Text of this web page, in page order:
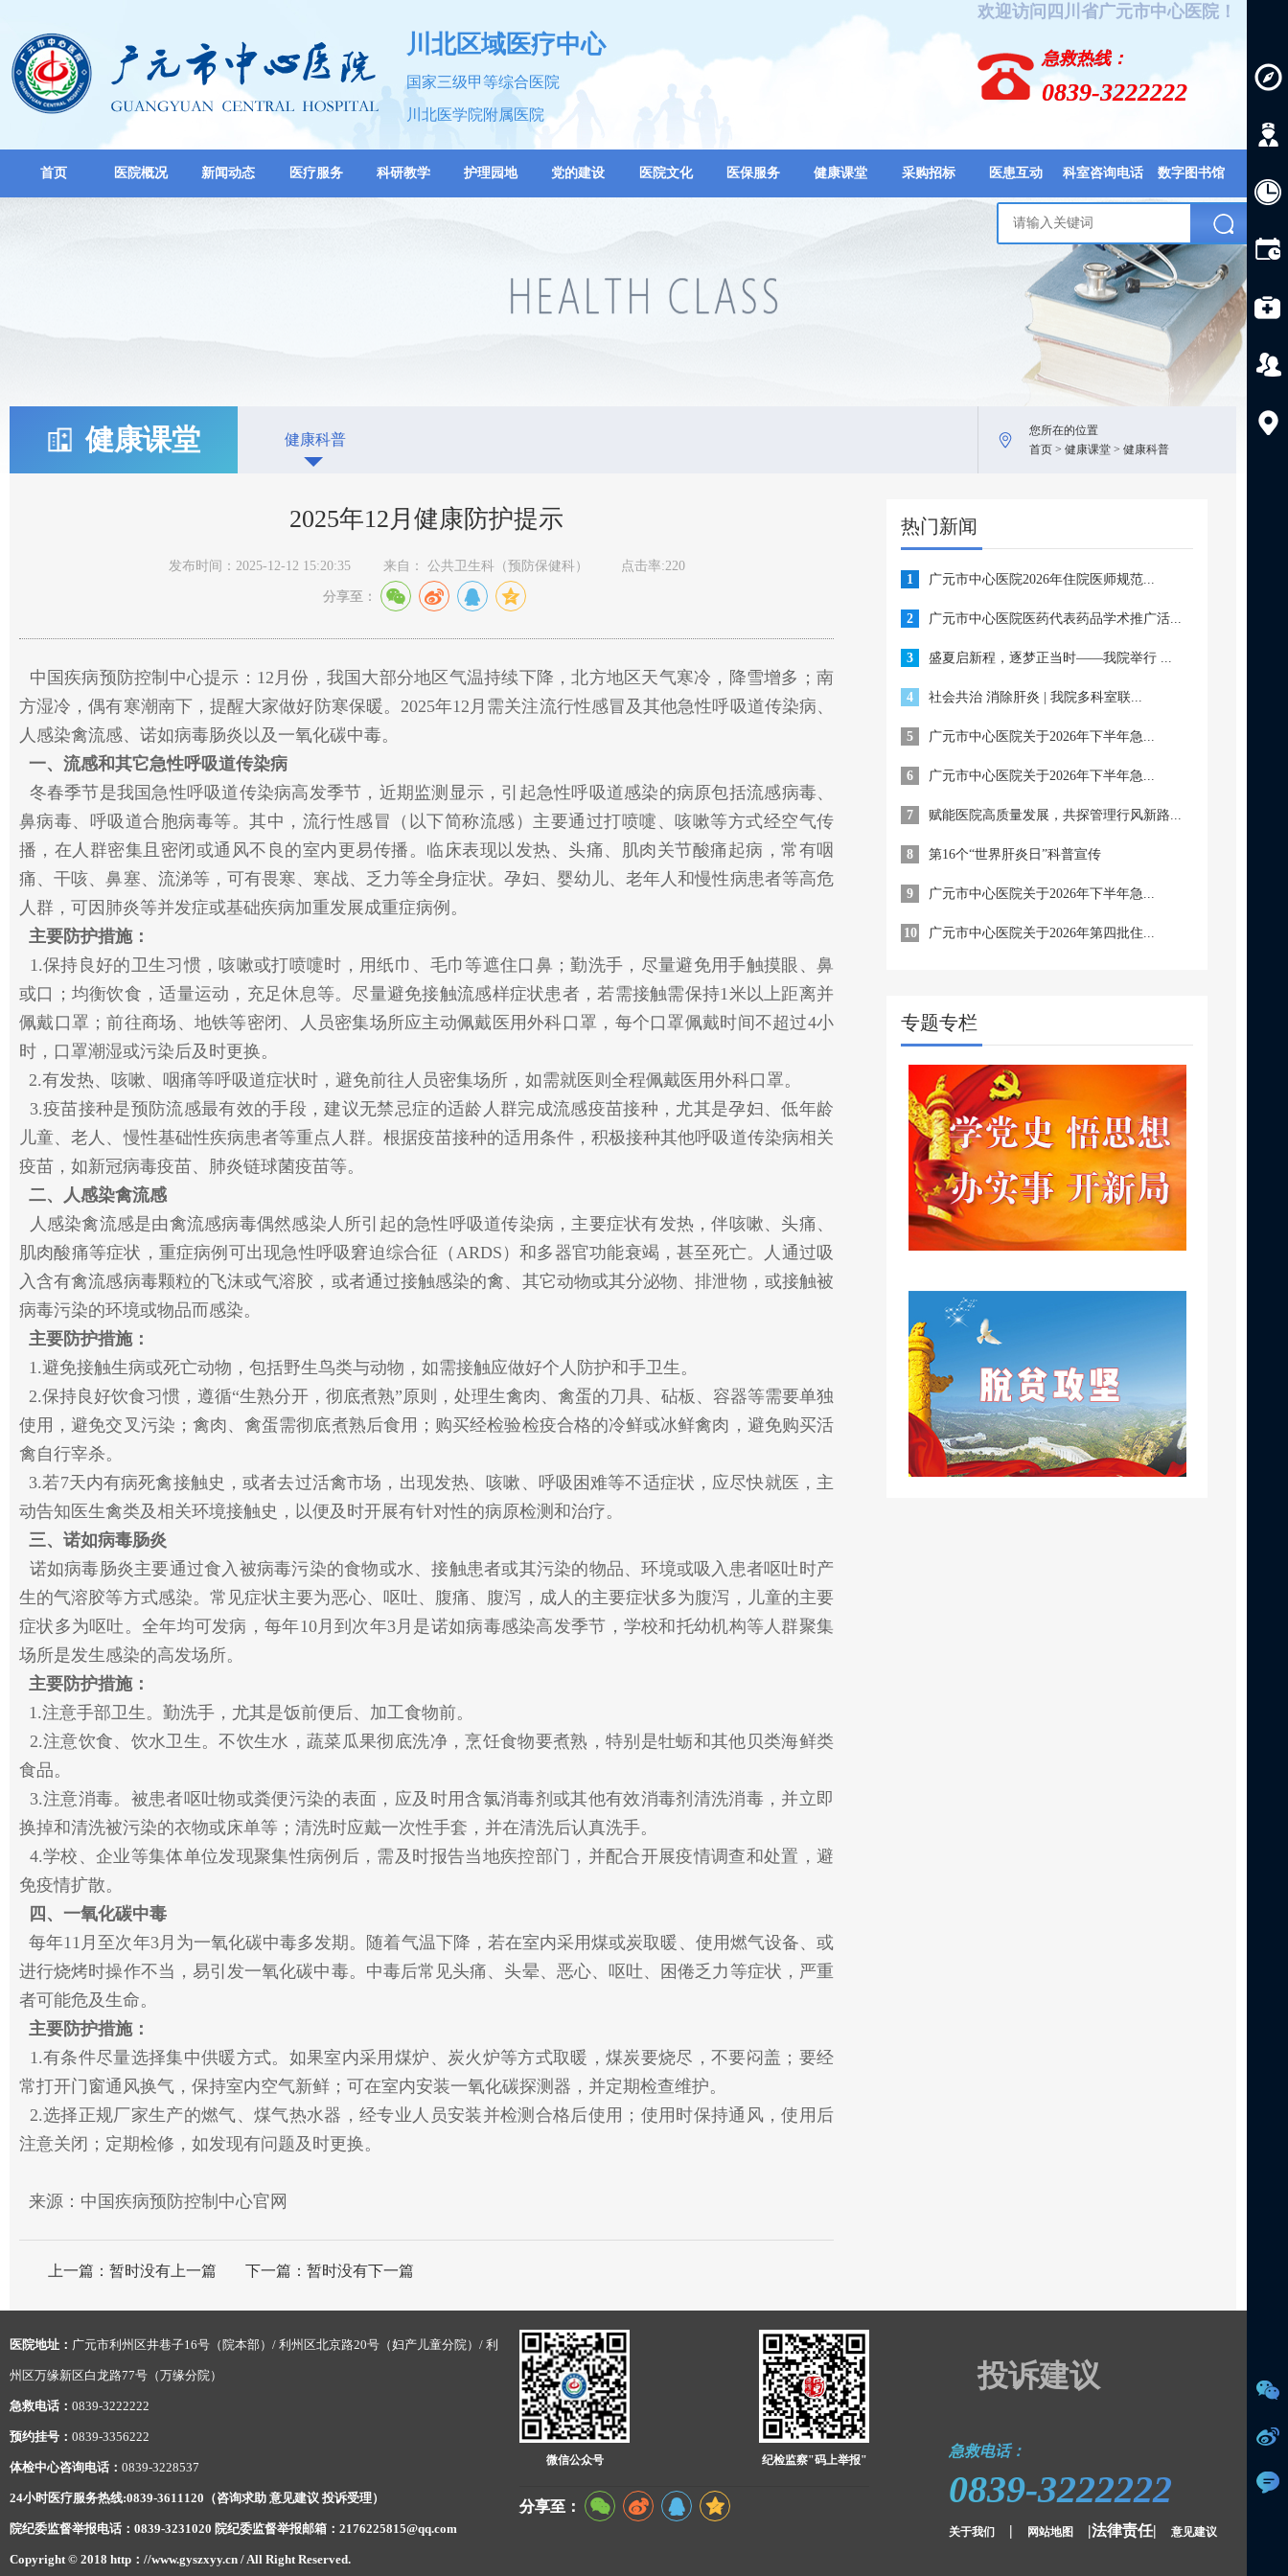
川北区域医疗中心
国家三级甲等综合医院
川北医学院附属医院
欢迎访问四川省广元市中心医院！
急救热线：
0839-3222222
首页 医院概况 新闻动态 医疗服务 科研教学 护理园地 党的建设 医院文化 医保服务 健康课堂 采购招标 医患互动 科室咨询电话 数字图书馆
健康课堂 健康科普
您所在的位置
首页 > 健康课堂 > 健康科普
2025年12月健康防护提示
发布时间：2025-12-12 15:20:35 来自： 公共卫生科（预防保健科） 点击率:220
分享至：
中国疾病预防控制中心提示：12月份，我国大部分地区气温持续下降，北方地区天气寒冷，降雪增多；南
方湿冷，偶有寒潮南下，提醒大家做好防寒保暖。2025年12月需关注流行性感冒及其他急性呼吸道传染病、
人感染禽流感、诺如病毒肠炎以及一氧化碳中毒。
一、流感和其它急性呼吸道传染病
冬春季节是我国急性呼吸道传染病高发季节，近期监测显示，引起急性呼吸道感染的病原包括流感病毒、
鼻病毒、呼吸道合胞病毒等。其中，流行性感冒（以下简称流感）主要通过打喷嚏、咳嗽等方式经空气传
播，在人群密集且密闭或通风不良的室内更易传播。临床表现以发热、头痛、肌肉关节酸痛起病，常有咽
痛、干咳、鼻塞、流涕等，可有畏寒、寒战、乏力等全身症状。孕妇、婴幼儿、老年人和慢性病患者等高危
人群，可因肺炎等并发症或基础疾病加重发展成重症病例。
主要防护措施：
1.保持良好的卫生习惯，咳嗽或打喷嚏时，用纸巾、毛巾等遮住口鼻；勤洗手，尽量避免用手触摸眼、鼻
或口；均衡饮食，适量运动，充足休息等。尽量避免接触流感样症状患者，若需接触需保持1米以上距离并
佩戴口罩；前往商场、地铁等密闭、人员密集场所应主动佩戴医用外科口罩，每个口罩佩戴时间不超过4小
时，口罩潮湿或污染后及时更换。
2.有发热、咳嗽、咽痛等呼吸道症状时，避免前往人员密集场所，如需就医则全程佩戴医用外科口罩。
3.疫苗接种是预防流感最有效的手段，建议无禁忌症的适龄人群完成流感疫苗接种，尤其是孕妇、低年龄
儿童、老人、慢性基础性疾病患者等重点人群。根据疫苗接种的适用条件，积极接种其他呼吸道传染病相关
疫苗，如新冠病毒疫苗、肺炎链球菌疫苗等。
二、人感染禽流感
人感染禽流感是由禽流感病毒偶然感染人所引起的急性呼吸道传染病，主要症状有发热，伴咳嗽、头痛、
肌肉酸痛等症状，重症病例可出现急性呼吸窘迫综合征（ARDS）和多器官功能衰竭，甚至死亡。人通过吸
入含有禽流感病毒颗粒的飞沫或气溶胶，或者通过接触感染的禽、其它动物或其分泌物、排泄物，或接触被
病毒污染的环境或物品而感染。
主要防护措施：
1.避免接触生病或死亡动物，包括野生鸟类与动物，如需接触应做好个人防护和手卫生。
2.保持良好饮食习惯，遵循“生熟分开，彻底煮熟”原则，处理生禽肉、禽蛋的刀具、砧板、容器等需要单独
使用，避免交叉污染；禽肉、禽蛋需彻底煮熟后食用；购买经检验检疫合格的冷鲜或冰鲜禽肉，避免购买活
禽自行宰杀。
3.若7天内有病死禽接触史，或者去过活禽市场，出现发热、咳嗽、呼吸困难等不适症状，应尽快就医，主
动告知医生禽类及相关环境接触史，以便及时开展有针对性的病原检测和治疗。
三、诺如病毒肠炎
诺如病毒肠炎主要通过食入被病毒污染的食物或水、接触患者或其污染的物品、环境或吸入患者呕吐时产
生的气溶胶等方式感染。常见症状主要为恶心、呕吐、腹痛、腹泻，成人的主要症状多为腹泻，儿童的主要
症状多为呕吐。全年均可发病，每年10月到次年3月是诺如病毒感染高发季节，学校和托幼机构等人群聚集
场所是发生感染的高发场所。
主要防护措施：
1.注意手部卫生。勤洗手，尤其是饭前便后、加工食物前。
2.注意饮食、饮水卫生。不饮生水，蔬菜瓜果彻底洗净，烹饪食物要煮熟，特别是牡蛎和其他贝类海鲜类
食品。
3.注意消毒。被患者呕吐物或粪便污染的表面，应及时用含氯消毒剂或其他有效消毒剂清洗消毒，并立即
换掉和清洗被污染的衣物或床单等；清洗时应戴一次性手套，并在清洗后认真洗手。
4.学校、企业等集体单位发现聚集性病例后，需及时报告当地疾控部门，并配合开展疫情调查和处置，避
免疫情扩散。
四、一氧化碳中毒
每年11月至次年3月为一氧化碳中毒多发期。随着气温下降，若在室内采用煤或炭取暖、使用燃气设备、或
进行烧烤时操作不当，易引发一氧化碳中毒。中毒后常见头痛、头晕、恶心、呕吐、困倦乏力等症状，严重
者可能危及生命。
主要防护措施：
1.有条件尽量选择集中供暖方式。如果室内采用煤炉、炭火炉等方式取暖，煤炭要烧尽，不要闷盖；要经
常打开门窗通风换气，保持室内空气新鲜；可在室内安装一氧化碳探测器，并定期检查维护。
2.选择正规厂家生产的燃气、煤气热水器，经专业人员安装并检测合格后使用；使用时保持通风，使用后
注意关闭；定期检修，如发现有问题及时更换。
来源：中国疾病预防控制中心官网
上一篇： 暂时没有上一篇 下一篇： 暂时没有下一篇
热门新闻
1 广元市中心医院2026年住院医师规范...
2 广元市中心医院医药代表药品学术推广活...
3 盛夏启新程，逐梦正当时——我院举行 ...
4 社会共治 消除肝炎 | 我院多科室联...
5 广元市中心医院关于2026年下半年急...
6 广元市中心医院关于2026年下半年急...
7 赋能医院高质量发展，共探管理行风新路...
8 第16个“世界肝炎日”科普宣传
9 广元市中心医院关于2026年下半年急...
10 广元市中心医院关于2026年第四批住...
专题专栏
医院地址： 广元市利州区井巷子16号（院本部）/ 利州区北京路20号（妇产儿童分院）/ 利
州区万缘新区白龙路77号（万缘分院）
急救电话： 0839-3222222
预约挂号： 0839-3356222
体检中心咨询电话： 0839-3228537
24小时医疗服务热线:0839-3611120（咨询求助 意见建议 投诉受理）
院纪委监督举报电话：0839-3231020 院纪委监督举报邮箱：2176225815@qq.com
Copyright © 2018 http：//www.gyszxyy.cn / All Right Reserved.
微信公众号 纪检监察"码上举报"
分享至：
投诉建议
急救电话：
0839-3222222
关于我们 | 网站地图 |法律责任| 意见建议